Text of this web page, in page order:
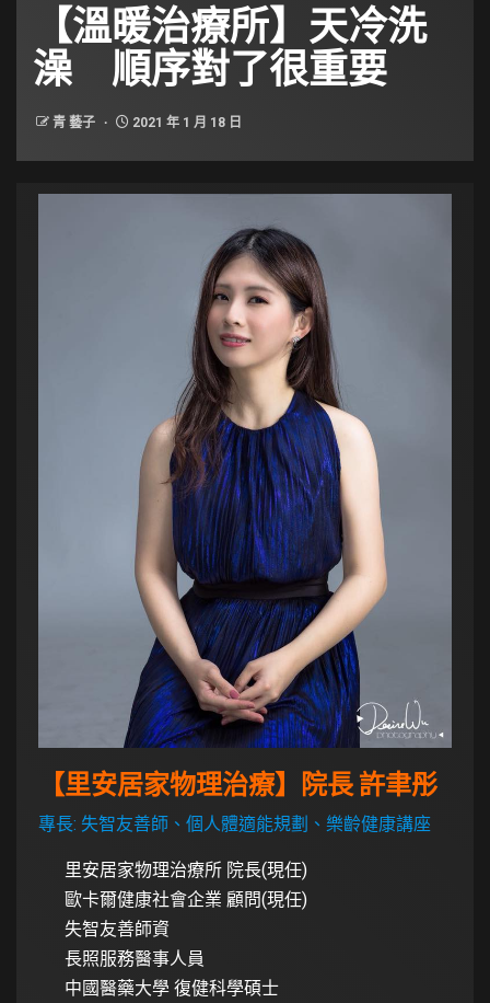
【溫暖治療所】天冷洗
澡 順序對了很重要
青 藝子 2021 年 1 月 18 日
【里安居家物理治療】院長 許聿彤
專長: 失智友善師、個人體適能規劃、樂齡健康講座
里安居家物理治療所 院長(現任)
歐卡爾健康社會企業 顧問(現任)
失智友善師資
長照服務醫事人員
中國醫藥大學 復健科學碩士